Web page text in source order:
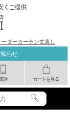
らせ
話 カートを見る
くご提供
ダーカーテン丈直し